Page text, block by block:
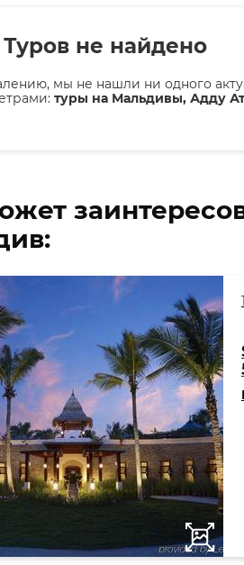
Туров не найдено
мы не нашли ни одного
туры на Мальдивы, Адду